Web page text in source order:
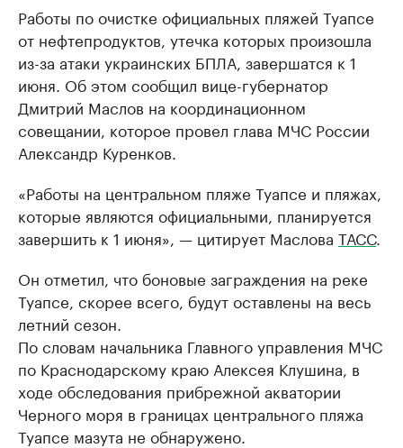
Работы по очистке официальных пляжей Туапсе
от нефтепродуктов, утечка которых произошла
из-за атаки украинских БПЛА, завершатся к 1
июня. Об этом сообщил вице-губернатор
Дмитрий Маслов на координационном
совещании, которое провел глава МЧС России
Александр Куренков.
«Работы на центральном пляже Туапсе и пляжах,
которые являются официальными, планируется
завершить к 1 июня», — цитирует Маслова ТАСС.
Он отметил, что боновые заграждения на реке
Туапсе, скорее всего, будут оставлены на весь
летний сезон.
По словам начальника Главного управления МЧС
по Краснодарскому краю Алексея Клушина, в
ходе обследования прибрежной акватории
Черного моря в границах центрального пляжа
Туапсе мазута не обнаружено.